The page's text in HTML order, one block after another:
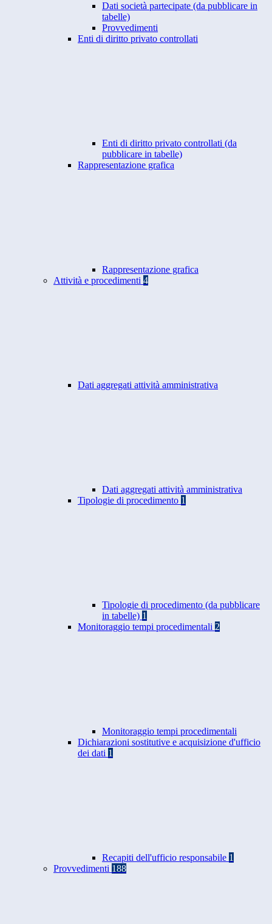
Dati società partecipate (da pubblicare in
tabelle)
Provvedimenti
Enti di diritto privato controllati
Enti di diritto privato controllati (da
pubblicare in tabelle)
Rappresentazione grafica
Rappresentazione grafica
Attività e procedimenti 4
Dati aggregati attività amministrativa
Dati aggregati attività amministrativa
Tipologie di procedimento 1
Tipologie di procedimento (da pubblicare
in tabelle) 1
Monitoraggio tempi procedimentali 2
Monitoraggio tempi procedimentali
Dichiarazioni sostitutive e acquisizione d'ufficio
dei dati 1
Recapiti dell'ufficio responsabile 1
Provvedimenti 188